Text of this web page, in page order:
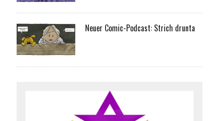
Neuer Comic-Podcast: Strich drunta